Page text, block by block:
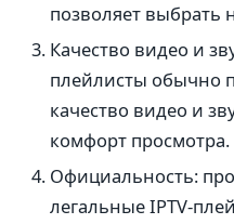
позволяет выбрать
Качество видео и
плейлисты обычно
качество видео и
комфорт просмотра.
Официальность:
легальные IPTV-